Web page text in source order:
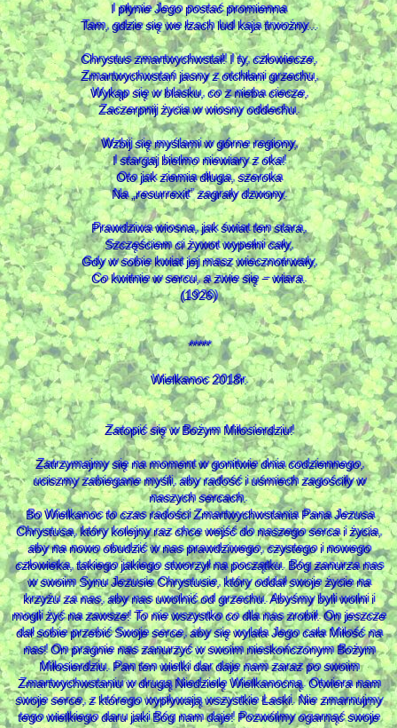
I płynie Jego postać promienna
Tam, gdzie się we łzach lud kaja trwożny...
Chrystus zmartwychwstał! I ty, człowiecze,
Zmartwychwstań jasny z otchłani grzechu,
Wykąp się w blasku, co z nieba ciecze,
Zaczerpnij życia w wiosny oddechu.
Wzbij się myślami w górne regiony,
I stargaj bielmo niewiary z oka!
Oto jak ziemia długa, szeroka
Na „resurrexit” zagrały dzwony.
Prawdziwa wiosna, jak świat ten stara,
Szczęściem ci żywot wypełni cały,
Gdy w sobie kwiat jej masz wiecznotrwały,
Co kwitnie w sercu, a zwie się − wiara.
(1926)
*****
Wielkanoc 2018r.
Zatopić się w Bożym Miłosierdziu!
Zatrzymajmy się na moment w gonitwie dnia codziennego,
uciszmy zabiegane myśli, aby radość i uśmiech zagościły w
naszych sercach.
Bo Wielkanoc to czas radości Zmartwychwstania Pana Jezusa
Chrystusa, który kolejny raz chce wejść do naszego serca i życia,
aby na nowo obudzić w nas prawdziwego, czystego i nowego
człowieka, takiego jakiego stworzył na początku. Bóg zanurza nas
w swoim Synu Jezusie Chrystusie, który oddał swoje życie na
krzyżu za nas, aby nas uwolnić od grzechu. Abyśmy byli wolni i
mogli żyć na zawsze! To nie wszystko co dla nas zrobił. On jeszcze
dał sobie przebić Swoje serce, aby się wylała Jego cała Miłość na
nas! On pragnie nas zanurzyć w swoim nieskończonym Bożym
Miłosierdziu. Pan ten wielki dar daje nam zaraz po swoim
Zmartwychwstaniu w drugą Niedzielę Wielkanocną. Otwiera nam
swoje serce, z którego wypływają wszystkie Łaski. Nie zmarnujmy
tego wielkiego daru jaki Bóg nam daje! Pozwólmy ogarnąć swoje